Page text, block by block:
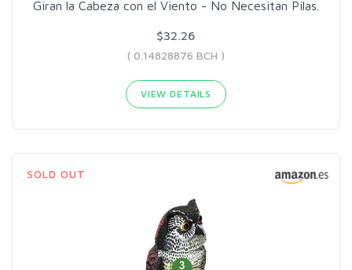
Giran la Cabeza con el Viento - No Necesitan Pilas.
$32.26
( 0.14828876 BCH )
VIEW DETAILS
SOLD OUT